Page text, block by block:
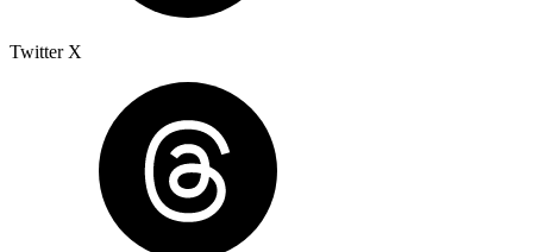
Twitter X